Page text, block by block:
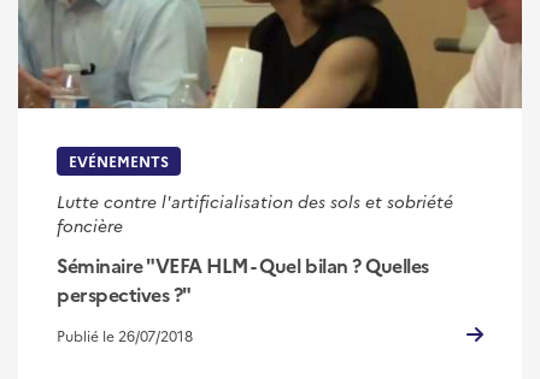
EVÉNEMENTS
Lutte contre l'artificialisation des sols et sobriété
foncière
Séminaire "VEFA HLM - Quel bilan ? Quelles
perspectives ?"
Publié le 26/07/2018